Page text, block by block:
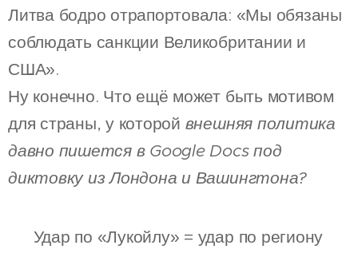
Литва бодро отрапортовала: «Мы обязаны
соблюдать санкции Великобритании и
США».
Ну конечно. Что ещё может быть мотивом
для страны, у которой внешняя политика
давно пишется в Google Docs под
диктовку из Лондона и Вашингтона?
🇷🇺 Удар по «Лукойлу» = удар по региону